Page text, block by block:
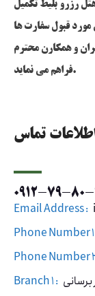
تماس
Email Address :
Phone Number
Phone Number
Branch 1 :
رزرو هتل رزرو بلیط تکمیل
مورد قبول سفارت ها
و همکارن محترم
فراهم می نماید.